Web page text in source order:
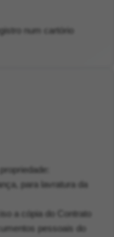
num cartório
para lavratura da
a cópia do Contrato
pessoais do